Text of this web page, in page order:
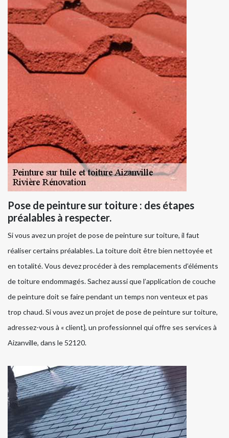
Pose de peinture sur toiture : des étapes
préalables à respecter.
Si vous avez un projet de pose de peinture sur toiture, il faut
réaliser certains préalables. La toiture doit être bien nettoyée et
en totalité. Vous devez procéder à des remplacements d’éléments
de toiture endommagés. Sachez aussi que l’application de couche
de peinture doit se faire pendant un temps non venteux et pas
trop chaud. Si vous avez un projet de pose de peinture sur toiture,
adressez-vous à « client}, un professionnel qui offre ses services à
Aizanville, dans le 52120.